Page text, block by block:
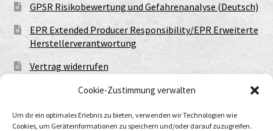
Cookie-Zustimmung verwalten
Um dir ein optimales Erlebnis zu bieten, verwenden wir Technologien wie
Cookies, um Geräteinformationen zu speichern und/oder darauf zuzugreifen.
GPSR Risikobewertung und Gefahrenanalyse (Deutsch)
EPR Extended Producer Responsibility/EPR Erweiterte
Herstellerverantwortung
Vertrag widerrufen